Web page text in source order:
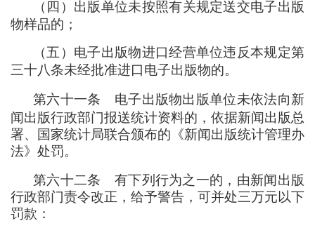
（ 四 ） 出版单位未按照有关规定送交电子出版
物样品的 ；
（五 ） 电子出版物进口经营单位违反本规定第
三十八条未经批准进口电子出版物的。
第六十一条 电子出版物出版单位未依法向新
闻出版行政部门报送统计资料的 ， 依据新闻出版总
署、国家统计局联合颁布的《新闻出版统计管理办
法》处罚。
第六十二条 有下列行为之一的 ， 由新闻出版
行政部门责令改正 ， 给予警告 ， 可并处三万元以下
罚款 ：